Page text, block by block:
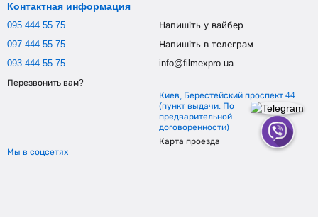
Контактная информация
095 444 55 75
097 444 55 75
093 444 55 75
Перезвонить вам?
Напишіть у вайбер
Напишіть в телеграм
info@filmexpro.ua
Киев, Берестейский проспект 44
(пункт выдачи. По
предварительной
договоренности)
Карта проезда
Мы в соцсетях